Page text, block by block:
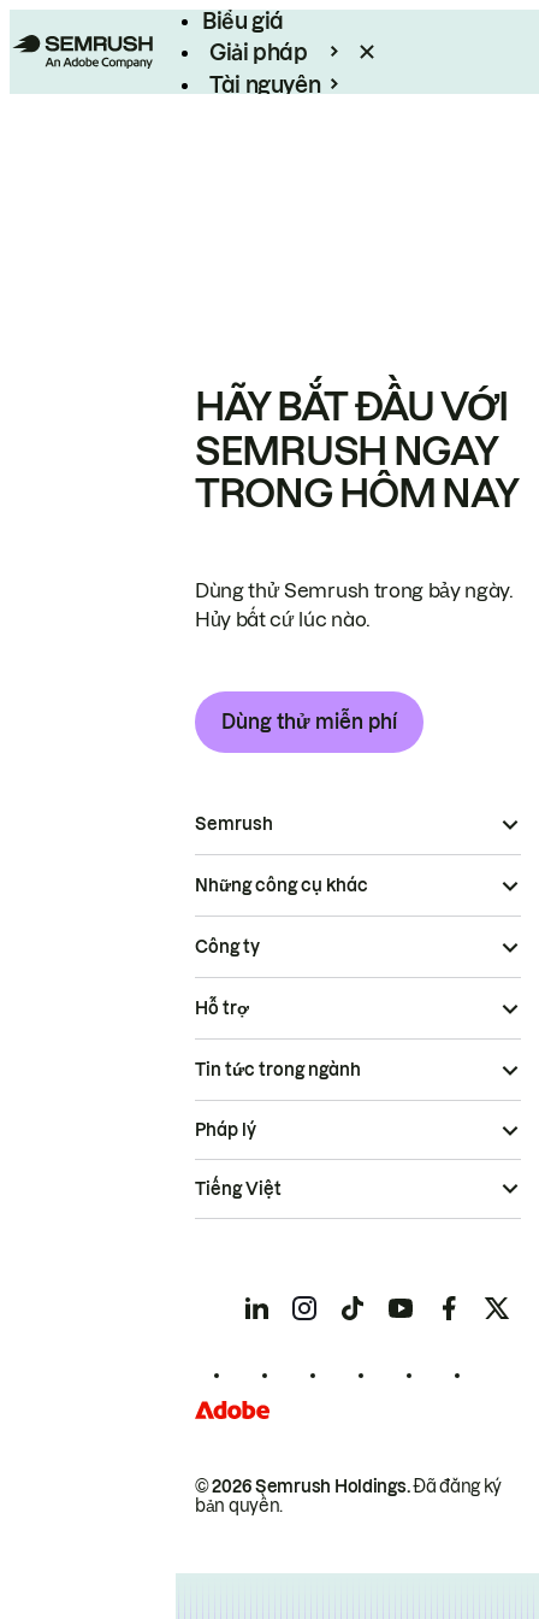
Biểu giá
Giải pháp
Tài nguyên
HÃY BẮT ĐẦU VỚI
SEMRUSH NGAY
TRONG HÔM NAY
Dùng thử Semrush trong bảy ngày.
Hủy bất cứ lúc nào.
Dùng thử miễn phí
Semrush
Những công cụ khác
Công ty
Hỗ trợ
Tin tức trong ngành
© 2026 Semrush Holdings.Đã đăng ký
bản quyền.
Pháp lý
Tiếng Việt